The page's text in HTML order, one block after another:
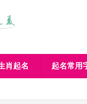
肖起名 起名常用